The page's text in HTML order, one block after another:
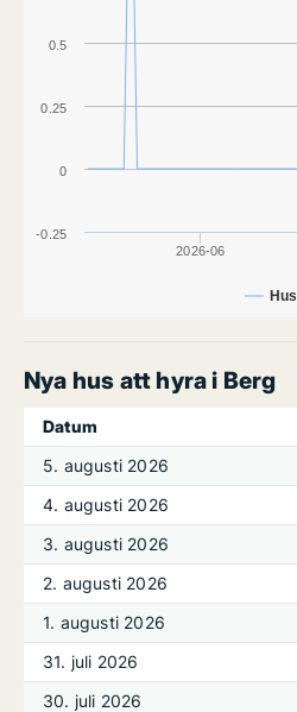
Hus
2026-06
0
-0.25
0.25
0.5
Nya hus att hyra i Berg
Datum
5. augusti 2026
4. augusti 2026
3. augusti 2026
2. augusti 2026
1. augusti 2026
31. juli 2026
30. juli 2026